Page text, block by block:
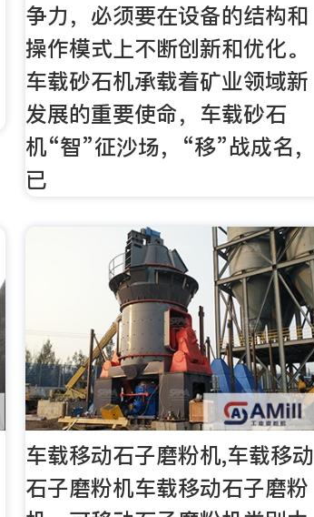
争力，必须要在设备的结构和
操作模式上不断创新和优化。
车载砂石机承载着矿业领域新
发展的重要使命，车载砂石
机“智”征沙场，“移”战成名，
已
车载移动石子磨粉机,车载移动
石子磨粉机车载移动石子磨粉